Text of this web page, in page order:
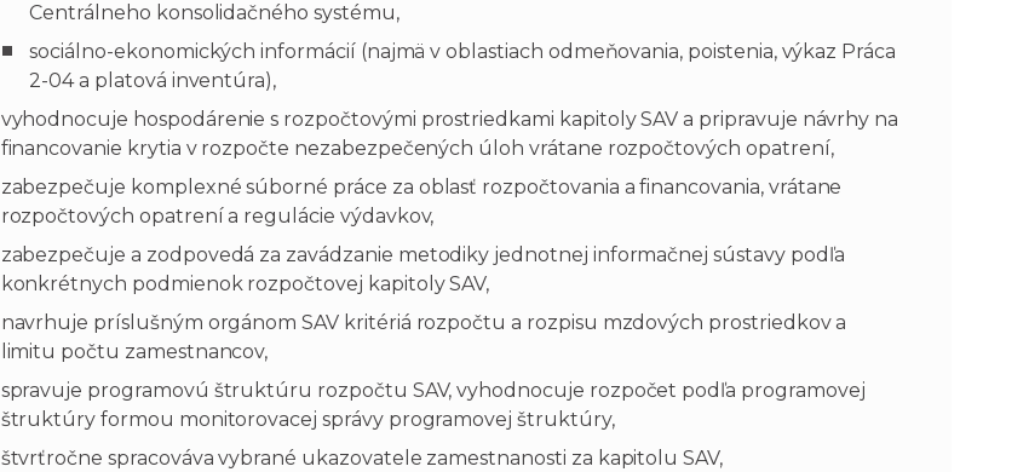
Centrálneho konsolidačného systému,
sociálno-ekonomických informácií (najmä v oblastiach odmeňovania, poistenia, výkaz Práca
2-04 a platová inventúra),
vyhodnocuje hospodárenie s rozpočtovými prostriedkami kapitoly SAV a pripravuje návrhy na
financovanie krytia v rozpočte nezabezpečených úloh vrátane rozpočtových opatrení,
zabezpečuje komplexné súborné práce za oblasť rozpočtovania a financovania, vrátane
rozpočtových opatrení a regulácie výdavkov,
zabezpečuje a zodpovedá za zavádzanie metodiky jednotnej informačnej sústavy podľa
konkrétnych podmienok rozpočtovej kapitoly SAV,
navrhuje príslušným orgánom SAV kritériá rozpočtu a rozpisu mzdových prostriedkov a
limitu počtu zamestnancov,
spravuje programovú štruktúru rozpočtu SAV, vyhodnocuje rozpočet podľa programovej
štruktúry formou monitorovacej správy programovej štruktúry,
štvrťročne spracováva vybrané ukazovatele zamestnanosti za kapitolu SAV,